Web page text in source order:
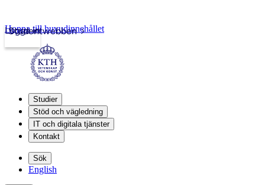
Studentwebben
Logga in
Hoppa till huvudinnehållet
Studier
Stöd och vägledning
IT och digitala tjänster
Kontakt
Sök
English